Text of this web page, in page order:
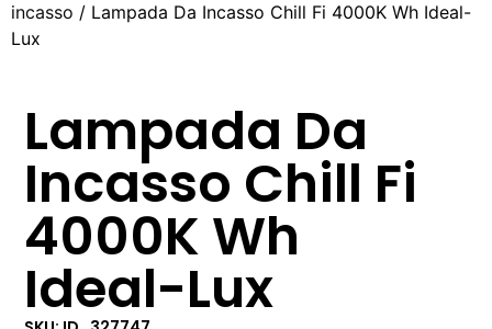
incasso / Lampada Da Incasso Chill Fi 4000K Wh Ideal-
Lux
Lampada Da
Incasso Chill Fi
4000K Wh
Ideal-Lux